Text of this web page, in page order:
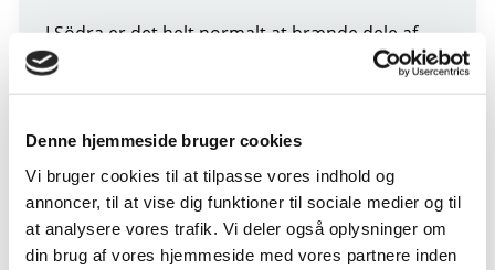
Denne hjemmeside bruger cookies
Vi bruger cookies til at tilpasse vores indhold og
annoncer, til at vise dig funktioner til sociale medier og til
at analysere vores trafik. Vi deler også oplysninger om
din brug af vores hjemmeside med vores partnere inden
I Södra er det helt normalt at brænde dele af
skoven af, og det er helt nødvendigt for at
bevare og fremme særlige arter. Det er
Nogle arter er så vigtige, at vi brænder skov af
for demRead More »